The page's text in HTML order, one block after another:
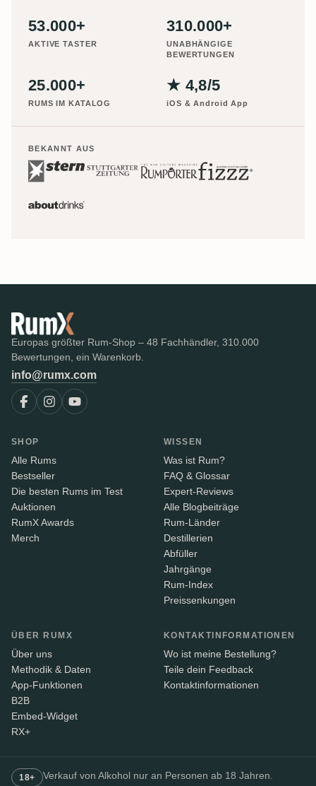
53.000+
AKTIVE TASTER
310.000+
UNABHÄNGIGE
BEWERTUNGEN
25.000+
RUMS IM KATALOG
★ 4,8/5
iOS & Android App
BEKANNT AUS
Europas größter Rum-Shop – 48 Fachhändler, 310.000
Bewertungen, ein Warenkorb.
info@rumx.com
SHOP
Alle Rums
Bestseller
Die besten Rums im Test
Auktionen
RumX Awards
Merch
WISSEN
Was ist Rum?
FAQ & Glossar
Expert-Reviews
Alle Blogbeiträge
Rum-Länder
Destillerien
Abfüller
Jahrgänge
Rum-Index
Preissenkungen
ÜBER RUMX
Über uns
Methodik & Daten
App-Funktionen
B2B
Embed-Widget
RX+
KONTAKTINFORMATIONEN
Wo ist meine Bestellung?
Teile dein Feedback
Kontaktinformationen
18+
Verkauf von Alkohol nur an Personen ab 18 Jahren.